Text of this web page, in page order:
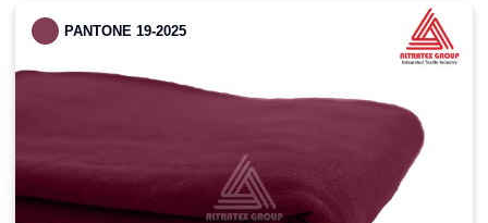
PANTONE 19-2025